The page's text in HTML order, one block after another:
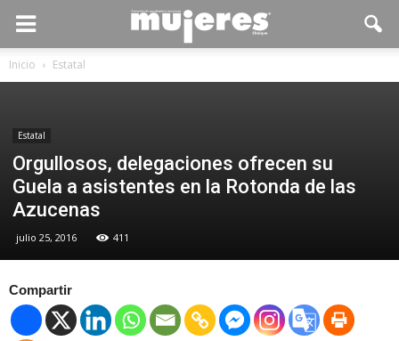
Inicio Estatal
Estatal
Orgullosos, delegaciones ofrecen su
Guela a asistentes en la Rotonda de las
Azucenas
julio 25, 2016 411
Compartir